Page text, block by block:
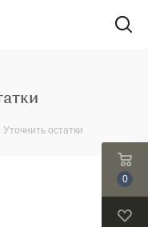
Уточнить остатки
0